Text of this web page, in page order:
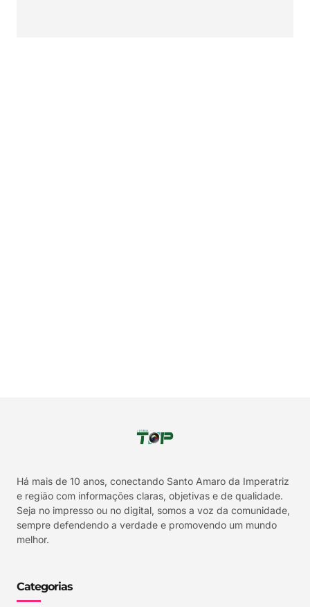
Há mais de 10 anos, conectando Santo Amaro da Imperatriz
e região com informações claras, objetivas e de qualidade.
Seja no impresso ou no digital, somos a voz da comunidade,
sempre defendendo a verdade e promovendo um mundo
melhor.
Categorias